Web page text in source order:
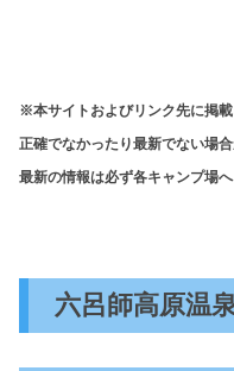
※本サイトおよびリンク先に掲
正確でなかったり最新でない場合
最新の情報は必ず各キャンプ場へ
六呂師高原温